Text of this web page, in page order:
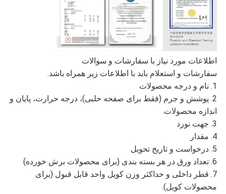
اطلاعات مورد نیاز با سفارشات و سوالات
سفارشات و استعلام باید با اطلاعات زیر همراه باشد.
1. نام و درجه محصولات
2. پوشش و جرم (فقط برای صفحه حلبی)، درجه حرارت، پایان و
اندازه محصولات.
3. جهت نورد
4. مقدار
5. درخواست و تاریخ تحویل
6. تعداد ورق در هر بسته بندی (برای محصولات برش خورده)
7. قطر داخلی و حداکثر وزن کویل واحد قابل قبول (برای
محصولات کویل).